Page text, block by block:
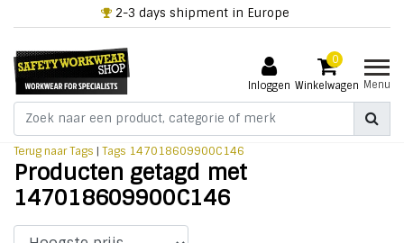
2-3 days shipment in Europe
Inloggen
0
Winkelwagen Menu
Terug naar Tags | Tags 147018609900C146
Producten getagd met
147018609900C146